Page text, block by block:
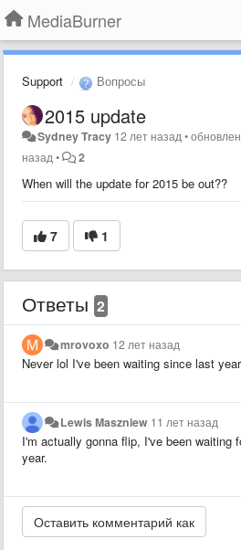
MediaBurner
Support Вопросы
2015 update
Sydney Tracy 12 лет назад •обновлен
назад • 2
When will the update for 2015 be out??
7 1
Ответы 2
mrovoxo 12 лет назад
Never lol I've been waiting since last
Lewis Maszniew 11 лет назад
I'm actually gonna flip, I've been waiting
year.